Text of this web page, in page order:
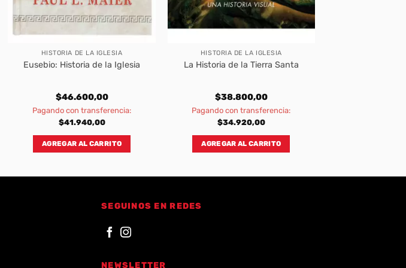
HISTORIA DE LA IGLESIA
Eusebio: Historia de la Iglesia
$46.600,00
Pagando con transferencia:
$41.940,00
AGREGAR AL CARRITO
HISTORIA DE LA IGLESIA
La Historia de la Tierra Santa
$38.800,00
Pagando con transferencia:
$34.920,00
AGREGAR AL CARRITO
SEGUINOS EN REDES
NEWSLETTER